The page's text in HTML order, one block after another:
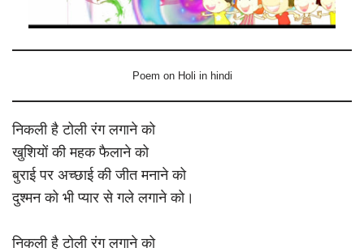
Poem on Holi in hindi
निकली है टोली रंग लगाने को
खुशियों की महक फैलाने को
बुराई पर अच्छाई की जीत मनाने को
दुश्मन को भी प्यार से गले लगाने को।
निकली है टोली रंग लगाने को